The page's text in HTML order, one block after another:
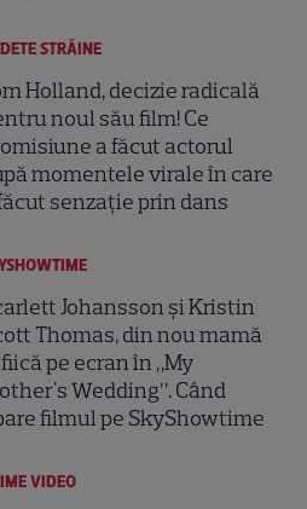
STRĂINE
Holland, decizie radicală
noul său film! Ce
a făcut actorul
momentele virale în care
senzație prin dans
Johansson și Kristin
Thomas, din nou mamă
pe ecran în „My
Wedding”. Când
filmul pe SkyShowtime
VIDEO